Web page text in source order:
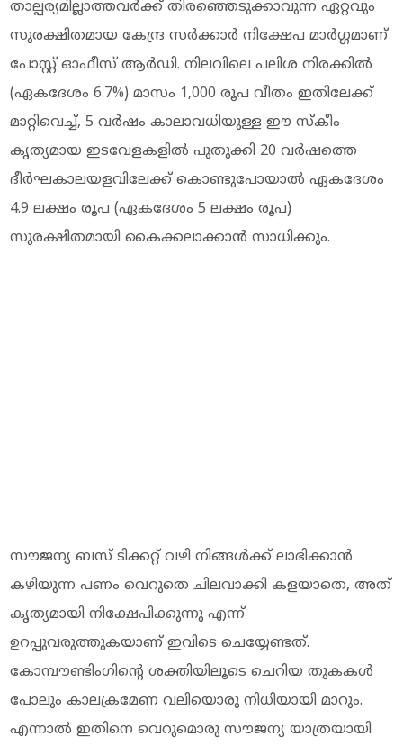
താല്പര്യമില്ലാത്തവർക്ക് തിരഞ്ഞെടുക്കാവുന്ന ഏറ്റവും
സുരക്ഷിതമായ കേന്ദ്ര സർക്കാർ നിക്ഷേപ മാർഗ്ഗമാണ്
പോസ്റ്റ് ഓഫീസ് ആർഡി. നിലവിലെ പലിശ നിരക്കിൽ
(ഏകദേശം 6.7%) മാസം 1,000 രൂപ വീതം ഇതിലേക്ക്
മാറ്റിവെച്ച്, 5 വർഷം കാലാവധിയുള്ള ഈ സ്കീം
കൃത്യമായ ഇടവേളകളിൽ പുതുക്കി 20 വർഷത്തെ
ദീർഘകാലയളവിലേക്ക് കൊണ്ടുപോയാല്‍ ഏകദേശം
4.9 ലക്ഷം രൂപ (ഏകദേശം 5 ലക്ഷം രൂപ)
സുരക്ഷിതമായി കൈക്കലാക്കാൻ സാധിക്കും.
സൗജന്യ ബസ് ടിക്കറ്റ് വഴി നിങ്ങൾക്ക് ലാഭിക്കാൻ
കഴിയുന്ന പണം വെറുതെ ചിലവാക്കി കളയാതെ, അത്
കൃത്യമായി നിക്ഷേപിക്കുന്നു എന്ന്
ഉറപ്പുവരുത്തുകയാണ് ഇവിടെ ചെയ്യേണ്ടത്.
കോമ്പൗണ്ടിംഗിന്റെ ശക്തിയിലൂടെ ചെറിയ തുകകൾ
പോലും കാലക്രമേണ വലിയൊരു നിധിയായി മാറും.
എന്നാൽ ഇതിനെ വെറുമൊരു സൗജന്യ യാത്രയായി